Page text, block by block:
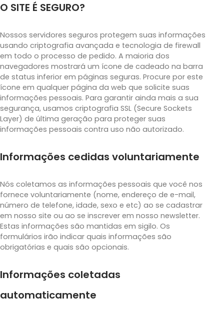
O SITE É SEGURO?
Nossos servidores seguros protegem suas informações
usando criptografia avançada e tecnologia de firewall
em todo o processo de pedido. A maioria dos
navegadores mostrará um ícone de cadeado na barra
de status inferior em páginas seguras. Procure por este
ícone em qualquer página da web que solicite suas
informações pessoais. Para garantir ainda mais a sua
segurança, usamos criptografia SSL (Secure Sockets
Layer) de última geração para proteger suas
informações pessoais contra uso não autorizado.
Informações cedidas voluntariamente
Nós coletamos as informações pessoais que você nos
fornece voluntariamente (nome, endereço de e-mail,
número de telefone, idade, sexo e etc) ao se cadastrar
em nosso site ou ao se inscrever em nosso newsletter.
Estas informações são mantidas em sigilo. Os
formulários irão indicar quais informações são
obrigatórias e quais são opcionais.
Informações coletadas
automaticamente